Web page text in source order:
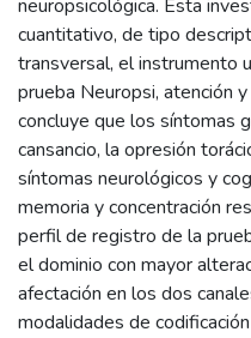
neuropsicológica. Esta
cuantitativo, de tipo
transversal, el instrumento
prueba Neuropsi, atención
concluye que los síntomas
cansancio, la opresión
síntomas neurológicos y
memoria y concentración
perfil de registro de la
el dominio con mayor
afectación en los dos
modalidades de